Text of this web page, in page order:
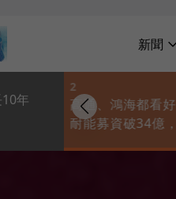
新聞
年
10
2
高通、鴻海都看好
耐能募資破34億